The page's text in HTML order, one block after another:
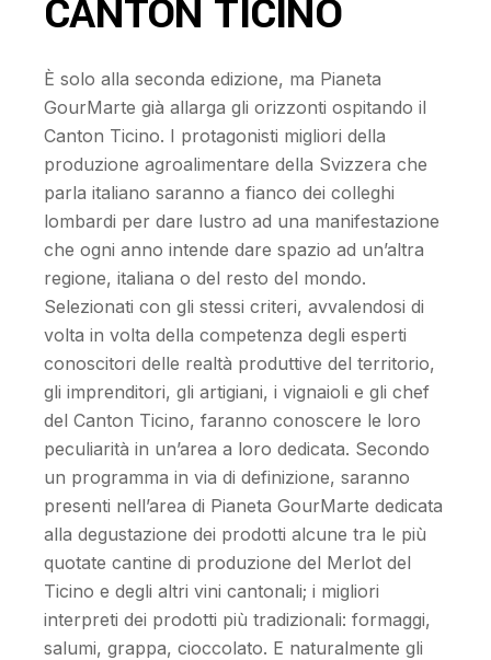
CANTON TICINO
È solo alla seconda edizione, ma Pianeta
GourMarte già allarga gli orizzonti ospitando il
Canton Ticino. I protagonisti migliori della
produzione agroalimentare della Svizzera che
parla italiano saranno a fianco dei colleghi
lombardi per dare lustro ad una manifestazione
che ogni anno intende dare spazio ad un’altra
regione, italiana o del resto del mondo.
Selezionati con gli stessi criteri, avvalendosi di
volta in volta della competenza degli esperti
conoscitori delle realtà produttive del territorio,
gli imprenditori, gli artigiani, i vignaioli e gli chef
del Canton Ticino, faranno conoscere le loro
peculiarità in un’area a loro dedicata. Secondo
un programma in via di definizione, saranno
presenti nell’area di Pianeta GourMarte dedicata
alla degustazione dei prodotti alcune tra le più
quotate cantine di produzione del Merlot del
Ticino e degli altri vini cantonali; i migliori
interpreti dei prodotti più tradizionali: formaggi,
salumi, grappa, cioccolato. E naturalmente gli